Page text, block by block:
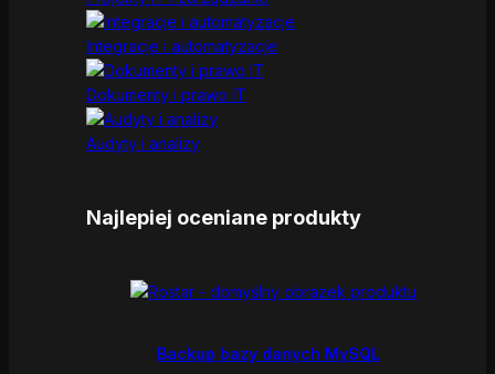
Integracje i automatyzacje
Dokumenty i prawo IT
Audyty i analizy
Najlepiej oceniane produkty
Backup bazy danych MySQL